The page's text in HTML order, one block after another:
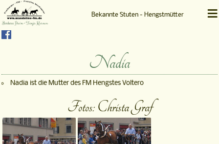
Barbara Heim • Tanja Kernen
Bekannte Stuten - Hengstmütter ≡
Nadia
Nadia ist die Mutter des FM Hengstes Voltero
Fotos: Christa Graf